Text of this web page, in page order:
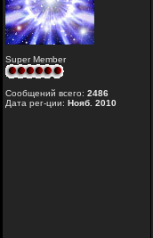
Super Member
Сообщений всего: 2486
Дата рег-ции: Нояб. 2010